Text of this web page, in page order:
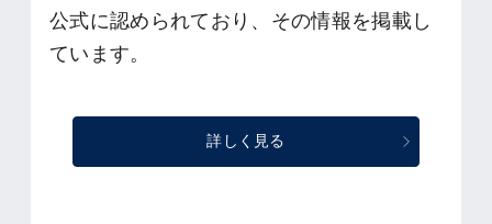
公式に認められており、その情報を掲載し
ています。
詳しく見る